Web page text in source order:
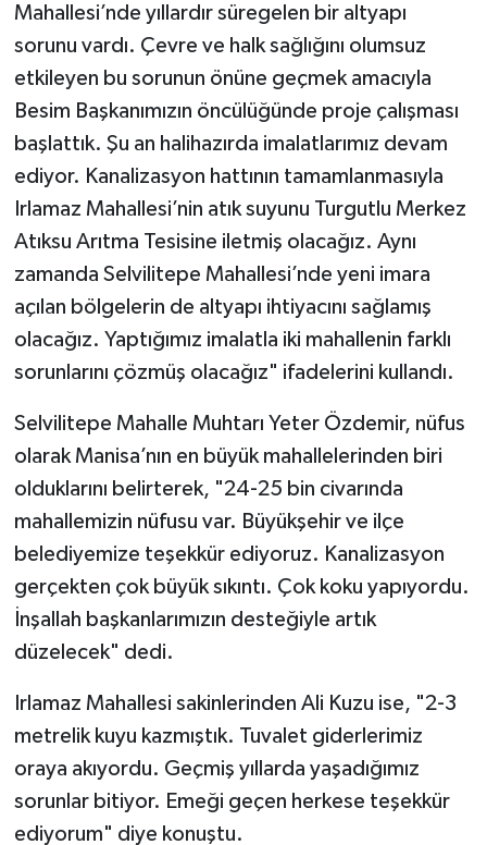
Mahallesi’nde yıllardır süregelen bir altyapı
sorunu vardı. Çevre ve halk sağlığını olumsuz
etkileyen bu sorunun önüne geçmek amacıyla
Besim Başkanımızın öncülüğünde proje çalışması
başlattık. Şu an halihazırda imalatlarımız devam
ediyor. Kanalizasyon hattının tamamlanmasıyla
Irlamaz Mahallesi’nin atık suyunu Turgutlu Merkez
Atıksu Arıtma Tesisine iletmiş olacağız. Aynı
zamanda Selvilitepe Mahallesi’nde yeni imara
açılan bölgelerin de altyapı ihtiyacını sağlamış
olacağız. Yaptığımız imalatla iki mahallenin farklı
sorunlarını çözmüş olacağız" ifadelerini kullandı.
Selvilitepe Mahalle Muhtarı Yeter Özdemir, nüfus
olarak Manisa’nın en büyük mahallelerinden biri
olduklarını belirterek, "24-25 bin civarında
mahallemizin nüfusu var. Büyükşehir ve ilçe
belediyemize teşekkür ediyoruz. Kanalizasyon
gerçekten çok büyük sıkıntı. Çok koku yapıyordu.
İnşallah başkanlarımızın desteğiyle artık
düzelecek" dedi.
Irlamaz Mahallesi sakinlerinden Ali Kuzu ise, "2-3
metrelik kuyu kazmıştık. Tuvalet giderlerimiz
oraya akıyordu. Geçmiş yıllarda yaşadığımız
sorunlar bitiyor. Emeği geçen herkese teşekkür
ediyorum" diye konuştu.